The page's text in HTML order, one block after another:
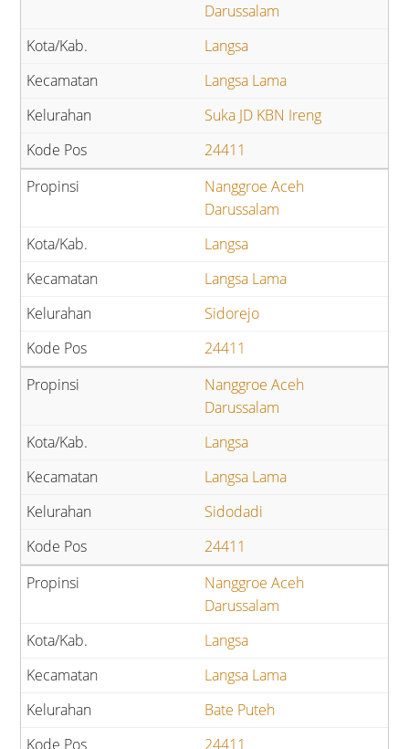
Darussalam
Langsa
Langsa Lama
Suka JD KBN Ireng
24411
Nanggroe Aceh
Darussalam
Langsa
Langsa Lama
Sidorejo
24411
Nanggroe Aceh
Darussalam
Langsa
Langsa Lama
Sidodadi
24411
Nanggroe Aceh
Darussalam
Langsa
Langsa Lama
Bate Puteh
24411